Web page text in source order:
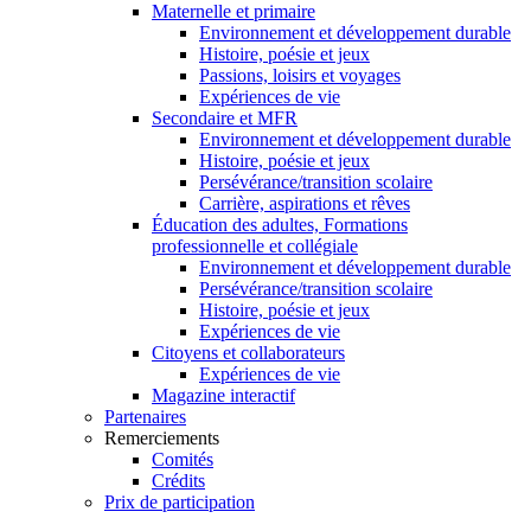
Maternelle et primaire
Environnement et développement durable
Histoire, poésie et jeux
Passions, loisirs et voyages
Expériences de vie
Secondaire et MFR
Environnement et développement durable
Histoire, poésie et jeux
Persévérance/transition scolaire
Carrière, aspirations et rêves
Éducation des adultes, Formations
professionnelle et collégiale
Environnement et développement durable
Persévérance/transition scolaire
Histoire, poésie et jeux
Expériences de vie
Citoyens et collaborateurs
Expériences de vie
Magazine interactif
Partenaires
Remerciements
Comités
Crédits
Prix de participation